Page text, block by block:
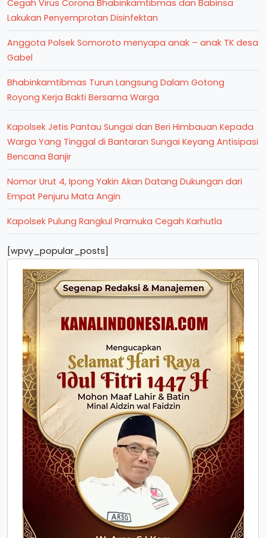
Cegah Virus Corona Bhabinkamtibmas dan Babinsa
Lakukan Penyemprotan Disinfektan
Anggota Polsek Somoroto menyapa anak – anak TK desa
Gabel
Bhabinkamtibmas Turun Langsung Dalam Gotong
Royong Kerja Bakti Bersama Warga
Kapolsek Jetis Pantau Sungai dan Beri Himbauan Kepada
Warga Yang Tinggal di Bantaran Sungai Keyang Antisipasi
Bencana Banjir
Nomor Urut 4, Ipong Yakin Akan Datang Dukungan dari
Empat Penjuru Mata Angin
Kapolsek Pulung Rangkul Pramuka Cegah Karhutla
[wpvy_popular_posts]